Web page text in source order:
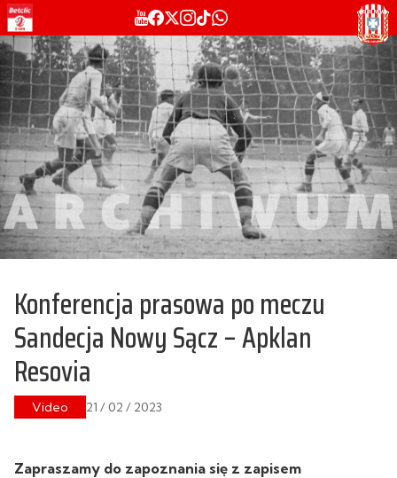
Konferencja prasowa po meczu
Sandecja Nowy Sącz – Apklan
Resovia
Video 21 / 02 / 2023
Zapraszamy do zapoznania się z zapisem